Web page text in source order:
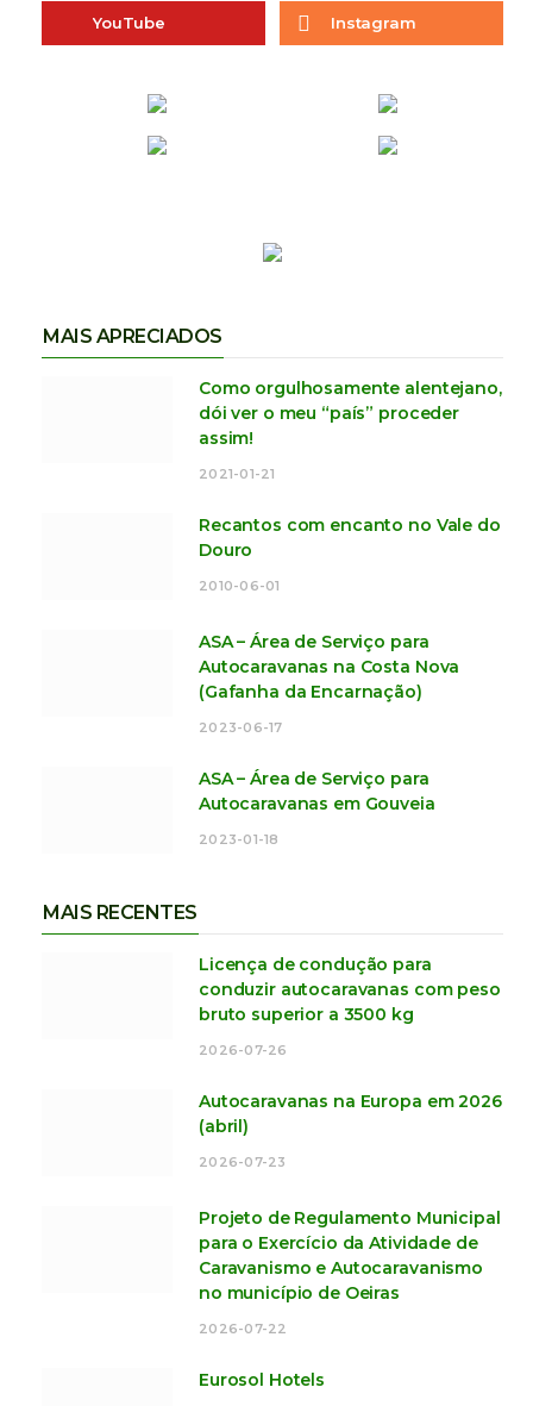
YouTube Instagram
MAIS APRECIADOS
Como orgulhosamente alentejano,
dói ver o meu “país” proceder
assim!
2021-01-21
Recantos com encanto no Vale do
Douro
2010-06-01
ASA – Área de Serviço para
Autocaravanas na Costa Nova
(Gafanha da Encarnação)
2023-06-17
ASA – Área de Serviço para
Autocaravanas em Gouveia
2023-01-18
MAIS RECENTES
Licença de condução para
conduzir autocaravanas com peso
bruto superior a 3500 kg
2026-07-26
Autocaravanas na Europa em 2026
(abril)
2026-07-23
Projeto de Regulamento Municipal
para o Exercício da Atividade de
Caravanismo e Autocaravanismo
no município de Oeiras
2026-07-22
Eurosol Hotels